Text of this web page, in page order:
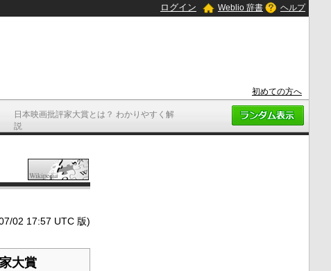
日本映画批評家大賞とは？ わかりやすく解
説
ログイン Weblio 辞書 ヘルプ
初めての方へ
02 17:57 UTC 版)
大賞